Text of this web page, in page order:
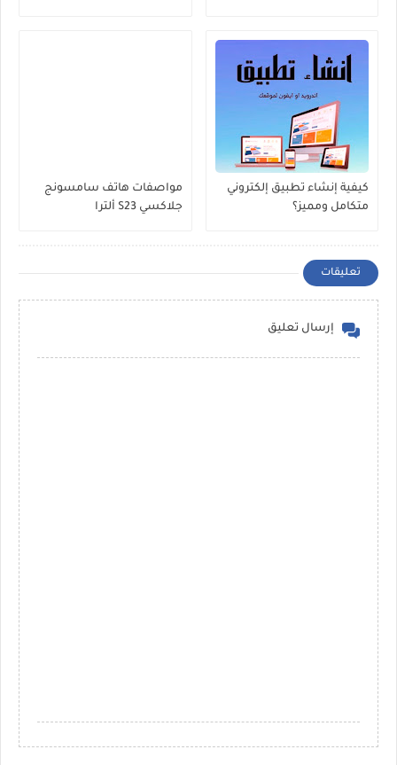
كيفية إنشاء تطبيق إلكتروني
متكامل ومميز؟
مواصفات هاتف سامسونج
جلاكسي S23 ألترا
تعليقات
إرسال تعليق